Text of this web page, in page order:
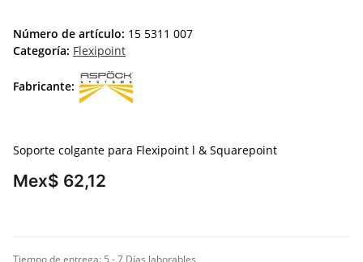
Número de artículo: 15 5311 007
Categoría: Flexipoint
Fabricante:
Soporte colgante para Flexipoint l & Squarepoint
Mex$ 62,12
Tiempo de entrega: 5 - 7 Días laborables